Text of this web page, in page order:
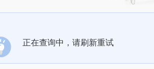
正在查询中，请刷新重试